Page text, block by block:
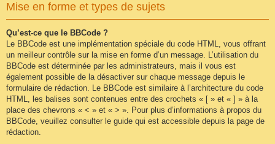
Mise en forme et types de sujets
Qu’est-ce que le BBCode ?
Le BBCode est une implémentation spéciale du code HTML, vous offrant
un meilleur contrôle sur la mise en forme d’un message. L’utilisation du
BBCode est déterminée par les administrateurs, mais il vous est
également possible de la désactiver sur chaque message depuis le
formulaire de rédaction. Le BBCode est similaire à l’architecture du code
HTML, les balises sont contenues entre des crochets « [ » et « ] » à la
place des chevrons « < » et « > ». Pour plus d’informations à propos du
BBCode, veuillez consulter le guide qui est accessible depuis la page de
rédaction.